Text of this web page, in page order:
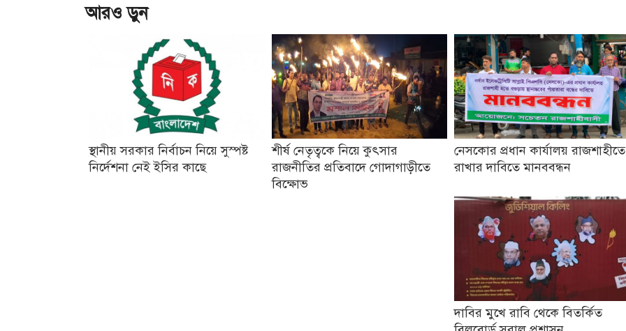
আরও ড়ুন
স্থানীয় সরকার নির্বাচন নিয়ে সুস্পষ্ট
নির্দেশনা নেই ইসির কাছে
শীর্ষ নেতৃত্বকে নিয়ে কুৎসার
রাজনীতির প্রতিবাদে গোদাগাড়ীতে
বিক্ষোভ
নেসকোর প্রধান কার্যালয় রাজশাহীতে
রাখার দাবিতে মানববন্ধন
দাবির মুখে রাবি থেকে বিতর্কিত